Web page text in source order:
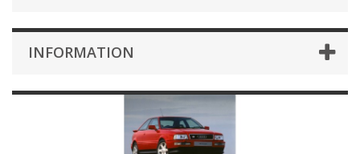
INFORMATION